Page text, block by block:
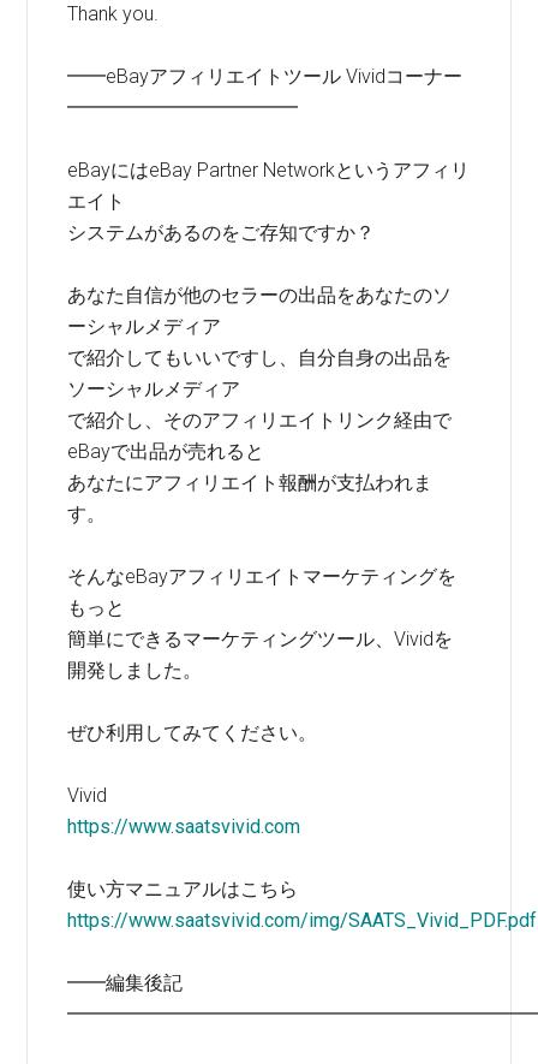
Thank you.
━━eBayアフィリエイトツール Vividコーナー
━━━━━━━━━━━━
eBayにはeBay Partner Networkというアフィリ
エイト
システムがあるのをご存知ですか？
あなた自信が他のセラーの出品をあなたのソ
ーシャルメディア
で紹介してもいいですし、自分自身の出品を
ソーシャルメディア
で紹介し、そのアフィリエイトリンク経由で
eBayで出品が売れると
あなたにアフィリエイト報酬が支払われま
す。
そんなeBayアフィリエイトマーケティングを
もっと
簡単にできるマーケティングツール、Vividを
開発しました。
ぜひ利用してみてください。
Vivid
https://www.saatsvivid.com
使い方マニュアルはこちら
https://www.saatsvivid.com/img/SAATS_Vivid_PDF.pdf
━━編集後記